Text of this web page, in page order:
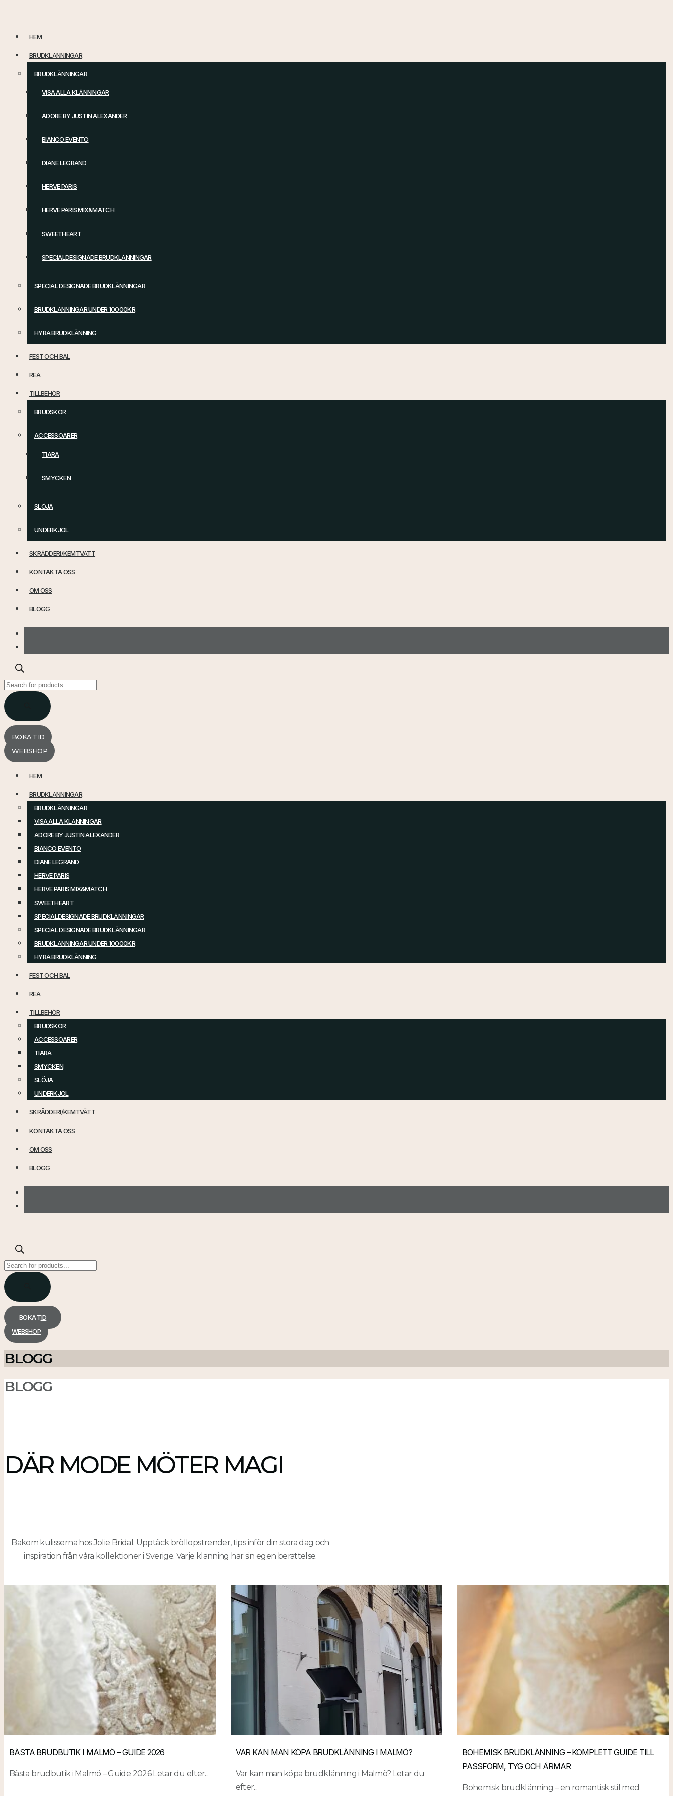
innehåll
HEM
BRUDKLÄNNINGAR
BRUDKLÄNNINGAR
VISA ALLA KLÄNNINGAR
ADORE BY JUSTIN ALEXANDER
BIANCO EVENTO
DIANE LEGRAND
HERVE PARIS
HERVE PARIS MIX&MATCH
SWEETHEART
SPECIALDESIGNADE BRUDKLÄNNINGAR
SPECIAL DESIGNADE BRUDKLÄNNINGAR
BRUDKLÄNNINGAR UNDER 10000KR
HYRA BRUDKLÄNNING
FEST OCH BAL
REA
TILLBEHÖR
BRUDSKOR
ACCESSOARER
TIARA
SMYCKEN
SLÖJA
UNDERKJOL
SKRÄDDERI/KEMTVÄTT
KONTAKTA OSS
OM OSS
BLOGG
Products
search
BOKA TID
WEBSHOP
HEM
BRUDKLÄNNINGAR
BRUDKLÄNNINGAR
VISA ALLA KLÄNNINGAR
ADORE BY JUSTIN ALEXANDER
BIANCO EVENTO
DIANE LEGRAND
HERVE PARIS
HERVE PARIS MIX&MATCH
SWEETHEART
SPECIALDESIGNADE BRUDKLÄNNINGAR
SPECIAL DESIGNADE BRUDKLÄNNINGAR
BRUDKLÄNNINGAR UNDER 10000KR
HYRA BRUDKLÄNNING
FEST OCH BAL
REA
TILLBEHÖR
BRUDSKOR
ACCESSOARER
TIARA
SMYCKEN
SLÖJA
UNDERKJOL
SKRÄDDERI/KEMTVÄTT
KONTAKTA OSS
OM OSS
BLOGG
Products
search
BOKA TID
WEBSHOP
BLOGG
BLOGG
DÄR MODE MÖTER MAGI
Bakom kulisserna hos Jolie Bridal. Upptäck bröllopstrender, tips inför din stora dag och
inspiration från våra kollektioner i Sverige. Varje klänning har sin egen berättelse.
BÄSTA BRUDBUTIK I MALMÖ – GUIDE 2026
Bästa brudbutik i Malmö – Guide 2026 Letar du efter...
VAR KAN MAN KÖPA BRUDKLÄNNING I MALMÖ?
Var kan man köpa brudklänning i Malmö? Letar du
efter...
BOHEMISK BRUDKLÄNNING – KOMPLETT GUIDE TILL
PASSFORM, TYG OCH ÄRMAR
Bohemisk brudklänning – en romantisk stil med